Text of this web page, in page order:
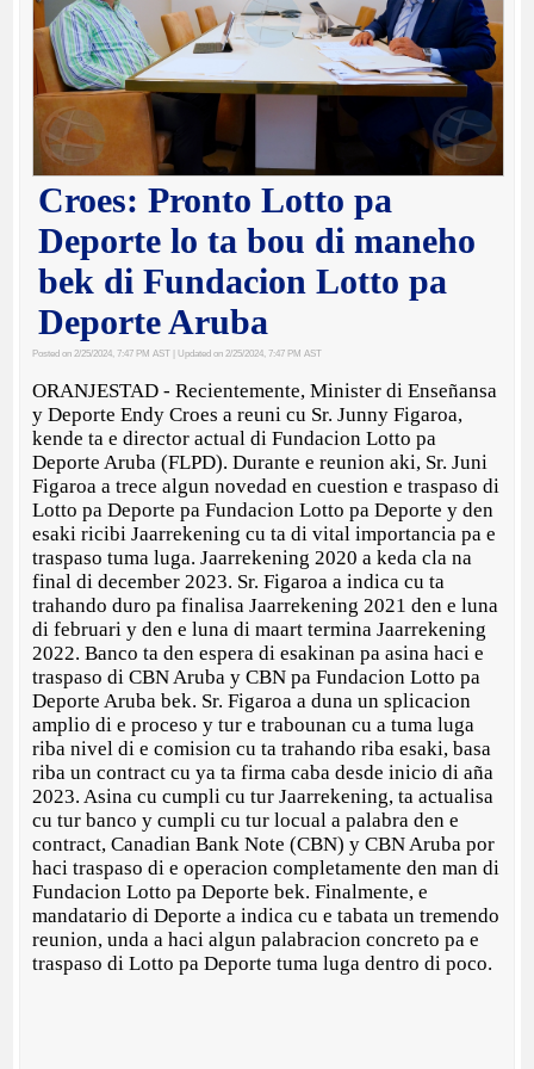
Croes: Pronto Lotto pa
Deporte lo ta bou di maneho
bek di Fundacion Lotto pa
Deporte Aruba
Posted on 2/25/2024, 7:47 PM AST | Updated on 2/25/2024, 7:47 PM AST
ORANJESTAD - Recientemente, Minister di Enseñansa
y Deporte Endy Croes a reuni cu Sr. Junny Figaroa,
kende ta e director actual di Fundacion Lotto pa
Deporte Aruba (FLPD). Durante e reunion aki, Sr. Juni
Figaroa a trece algun novedad en cuestion e traspaso di
Lotto pa Deporte pa Fundacion Lotto pa Deporte y den
esaki ricibi Jaarrekening cu ta di vital importancia pa e
traspaso tuma luga. Jaarrekening 2020 a keda cla na
final di december 2023. Sr. Figaroa a indica cu ta
trahando duro pa finalisa Jaarrekening 2021 den e luna
di februari y den e luna di maart termina Jaarrekening
2022. Banco ta den espera di esakinan pa asina haci e
traspaso di CBN Aruba y CBN pa Fundacion Lotto pa
Deporte Aruba bek. Sr. Figaroa a duna un splicacion
amplio di e proceso y tur e trabounan cu a tuma luga
riba nivel di e comision cu ta trahando riba esaki, basa
riba un contract cu ya ta firma caba desde inicio di aña
2023. Asina cu cumpli cu tur Jaarrekening, ta actualisa
cu tur banco y cumpli cu tur locual a palabra den e
contract, Canadian Bank Note (CBN) y CBN Aruba por
haci traspaso di e operacion completamente den man di
Fundacion Lotto pa Deporte bek. Finalmente, e
mandatario di Deporte a indica cu e tabata un tremendo
reunion, unda a haci algun palabracion concreto pa e
traspaso di Lotto pa Deporte tuma luga dentro di poco.